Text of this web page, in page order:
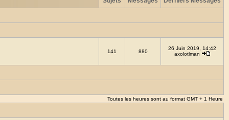
141 880
26 Juin 2019, 14:42
axolotlman
Toutes les heures sont au format GMT + 1 Heure